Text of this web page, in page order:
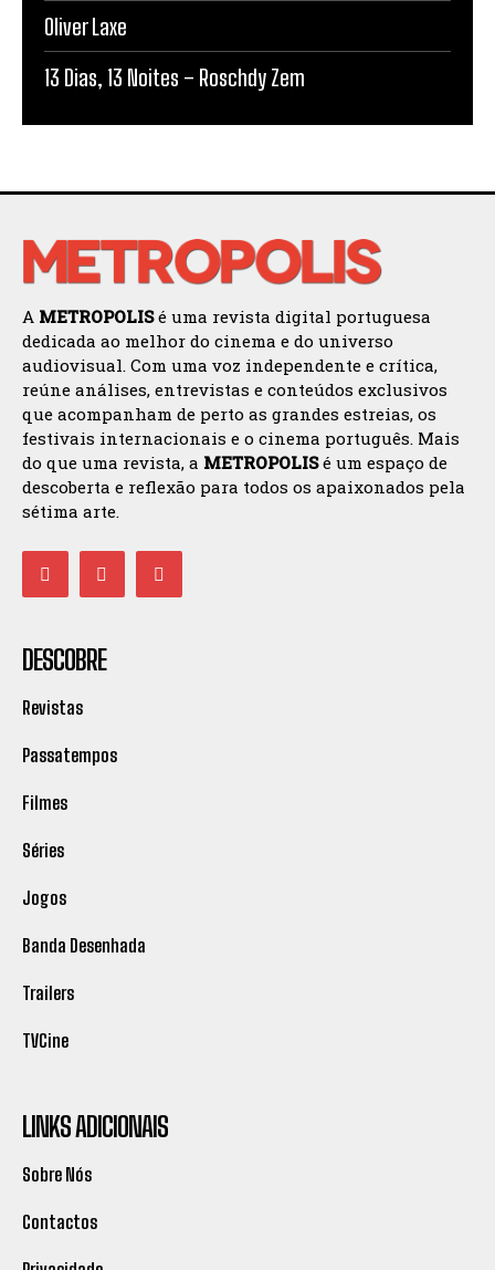
Oliver Laxe
13 Dias, 13 Noites – Roschdy Zem
A METROPOLISé uma revista digital portuguesa
dedicada ao melhor do cinema e do universo
audiovisual. Com uma voz independente e crítica,
reúne análises, entrevistas e conteúdos exclusivos
que acompanham de perto as grandes estreias, os
festivais internacionais e o cinema português. Mais
do que uma revista, a METROPOLISé um espaço de
descoberta e reflexão para todos os apaixonados pela
sétima arte.
DESCOBRE
Revistas
Passatempos
Filmes
Séries
Jogos
Banda Desenhada
Trailers
TVCine
LINKS ADICIONAIS
Sobre Nós
Contactos